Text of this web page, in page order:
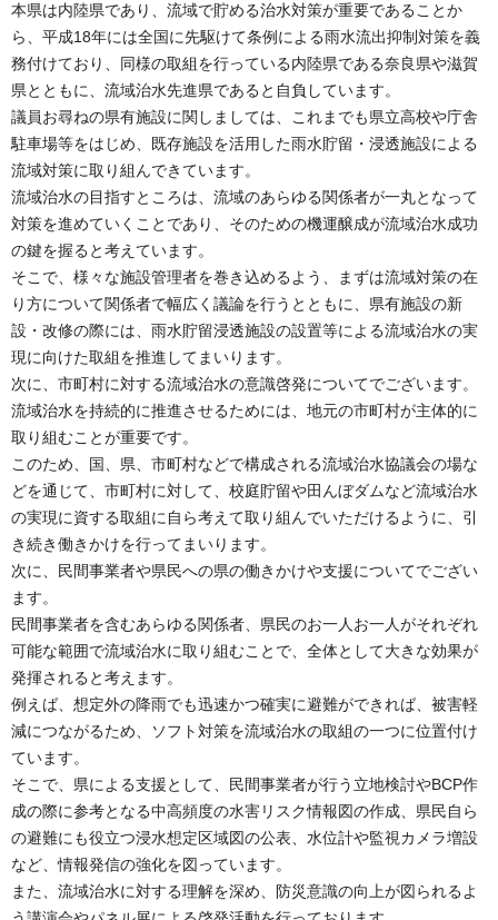
本県は内陸県であり、流域で貯める治水対策が重要であることか
ら、平成18年には全国に先駆けて条例による雨水流出抑制対策を義
務付けており、同様の取組を行っている内陸県である奈良県や滋賀
県とともに、流域治水先進県であると自負しています。
議員お尋ねの県有施設に関しましては、これまでも県立高校や庁舎
駐車場等をはじめ、既存施設を活用した雨水貯留・浸透施設による
流域対策に取り組んできています。
流域治水の目指すところは、流域のあらゆる関係者が一丸となって
対策を進めていくことであり、そのための機運醸成が流域治水成功
の鍵を握ると考えています。
そこで、様々な施設管理者を巻き込めるよう、まずは流域対策の在
り方について関係者で幅広く議論を行うとともに、県有施設の新
設・改修の際には、雨水貯留浸透施設の設置等による流域治水の実
現に向けた取組を推進してまいります。
次に、市町村に対する流域治水の意識啓発についてでございます。
流域治水を持続的に推進させるためには、地元の市町村が主体的に
取り組むことが重要です。
このため、国、県、市町村などで構成される流域治水協議会の場な
どを通じて、市町村に対して、校庭貯留や田んぼダムなど流域治水
の実現に資する取組に自ら考えて取り組んでいただけるように、引
き続き働きかけを行ってまいります。
次に、民間事業者や県民への県の働きかけや支援についてでござい
ます。
民間事業者を含むあらゆる関係者、県民のお一人お一人がそれぞれ
可能な範囲で流域治水に取り組むことで、全体として大きな効果が
発揮されると考えます。
例えば、想定外の降雨でも迅速かつ確実に避難ができれば、被害軽
減につながるため、ソフト対策を流域治水の取組の一つに位置付け
ています。
そこで、県による支援として、民間事業者が行う立地検討やBCP作
成の際に参考となる中高頻度の水害リスク情報図の作成、県民自ら
の避難にも役立つ浸水想定区域図の公表、水位計や監視カメラ増設
など、情報発信の強化を図っています。
また、流域治水に対する理解を深め、防災意識の向上が図られるよ